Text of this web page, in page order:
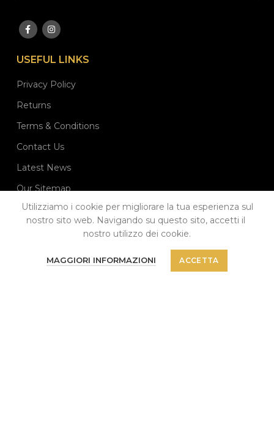
Non è stato trovato nessun prodotto che
corrisponde alla tua selezione.
USEFUL LINKS
Privacy Policy
Returns
Terms & Conditions
Contact Us
Latest News
Our Sitemap
LINK UTILI
Privacy & Cookie Policy
Utilizziamo i cookie per migliorare la tua esperienza sul
nostro sito web. Navigando su questo sito, accetti il ​​
nostro utilizzo dei cookie.
MAGGIORI INFORMAZIONI ACCETTA